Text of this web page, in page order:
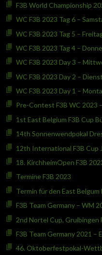
F3B World Championship
WC F3B 2023 Tag 6 –
WC F3B 2023 Tag 5 –
WC F3B 2023 Tag 4 –
WC F3B 2023 Day 3 –
WC F3B 2023 Day 2 –
WC F3B 2023 Day 1 –
Pre-Contest F3B WC 2023
1st East Belgium F3B Cup
14th Sonnenwendpokal
12th International F3B Cup
18. KirchheimOpen F3B
Termine F3B 2023
Termin für den East Belgum
F3B Team Germany – WM
2nd Nortel Cup, Gruibingen
F3B Team Germany 2021 –
46. Oktoberfestpokal-